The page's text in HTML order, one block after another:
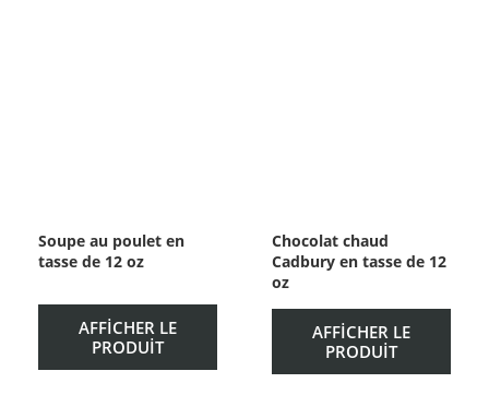
Soupe au poulet en
tasse de 12 oz
AFFICHER LE
PRODUIT
Chocolat chaud
Cadbury en tasse de 12
oz
AFFICHER LE
PRODUIT